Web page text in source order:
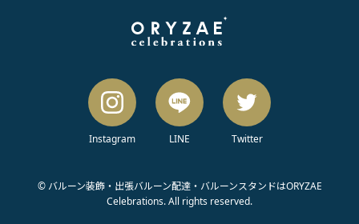
Instagram LINE Twitter
© バルーン装飾・出張バルーン配達・バルーンスタンドはORYZAE
Celebrations. All rights reserved.